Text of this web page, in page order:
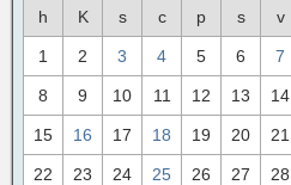
h K s c p s v
1 2 3 4 5 6 7
8 9 10 11 12 13 14
15 16 17 18 19 20 21
22 23 24 25 26 27 28